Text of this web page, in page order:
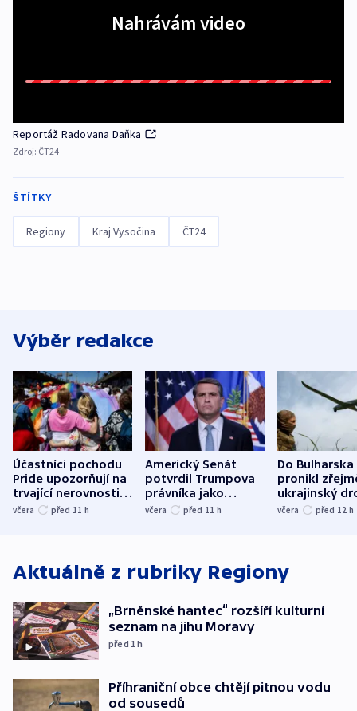
Nahrávám video
Reportáž Radovana Daňka
Zdroj: ČT24
ŠTÍTKY
Regiony Kraj Vysočina ČT24
Výběr redakce
Účastníci pochodu
Pride upozorňují na
trvající nerovnosti i
společenskou
včera před 11 h
Americký Senát
potvrdil Trumpova
právníka jako
ministra
včera před 11 h
Do Bulharska
pronikl
ukrajinský
explodoval
včera před 12 h
Aktuálně z rubriky Regiony
„Brněnské hantec“ rozšíří kulturní
seznam na jihu Moravy
před 1h
Příhraniční obce chtějí pitnou vodu
od sousedů